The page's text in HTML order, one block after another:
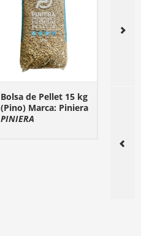
Bolsa de Pellet 15 kg
(Pino) Marca: Piniera
PINIERA